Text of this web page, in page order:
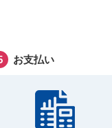
お支払い